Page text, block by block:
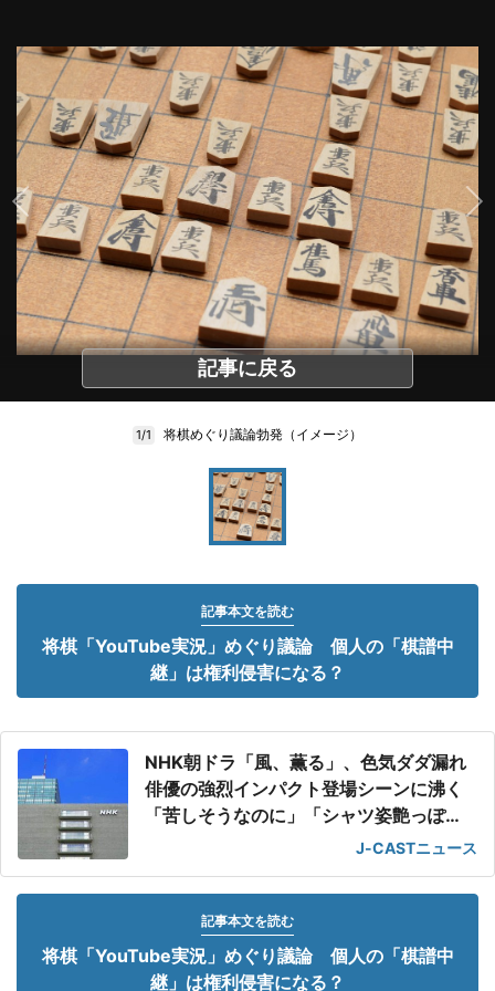
記事に戻る
1/1 将棋めぐり議論勃発（イメージ）
記事本文を読む
将棋「YouTube実況」めぐり議論 個人の「棋譜中
継」は権利侵害になる？
NHK朝ドラ「風、薫る」、色気ダダ漏れ
俳優の強烈インパクト登場シーンに沸く
「苦しそうなのに」「シャツ姿艶っぽ
J-CASTニュース
記事本文を読む
将棋「YouTube実況」めぐり議論 個人の「棋譜中
継」は権利侵害になる？